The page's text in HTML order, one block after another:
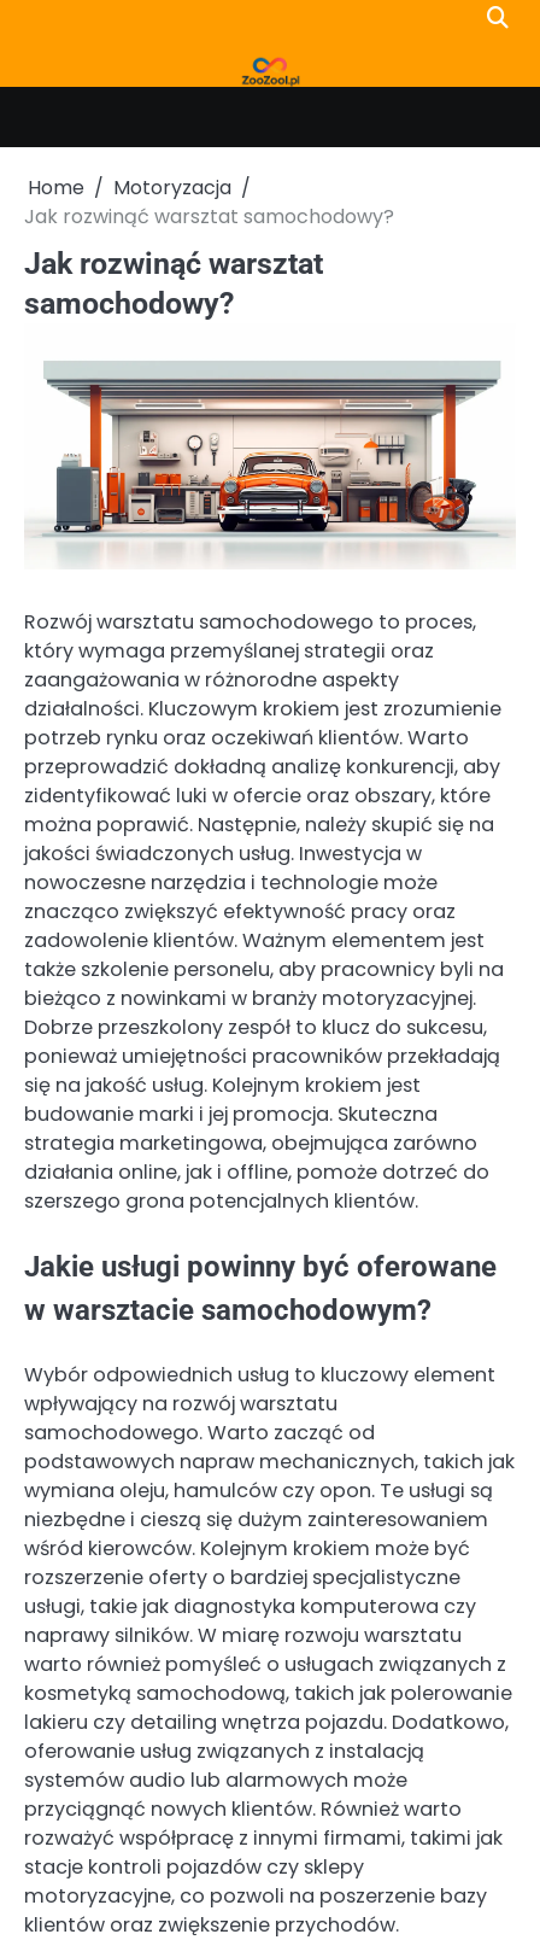
Home
Motoryzacja
Jak rozwinąć warsztat samochodowy?
Jak rozwinąć warsztat
samochodowy?
Rozwój warsztatu samochodowego to proces,
który wymaga przemyślanej strategii oraz
zaangażowania w różnorodne aspekty
działalności. Kluczowym krokiem jest zrozumienie
potrzeb rynku oraz oczekiwań klientów. Warto
przeprowadzić dokładną analizę konkurencji, aby
zidentyfikować luki w ofercie oraz obszary, które
można poprawić. Następnie, należy skupić się na
jakości świadczonych usług. Inwestycja w
nowoczesne narzędzia i technologie może
znacząco zwiększyć efektywność pracy oraz
zadowolenie klientów. Ważnym elementem jest
także szkolenie personelu, aby pracownicy byli na
bieżąco z nowinkami w branży motoryzacyjnej.
Dobrze przeszkolony zespół to klucz do sukcesu,
ponieważ umiejętności pracowników przekładają
się na jakość usług. Kolejnym krokiem jest
budowanie marki i jej promocja. Skuteczna
strategia marketingowa, obejmująca zarówno
działania online, jak i offline, pomoże dotrzeć do
szerszego grona potencjalnych klientów.
Jakie usługi powinny być oferowane
w warsztacie samochodowym?
Wybór odpowiednich usług to kluczowy element
wpływający na rozwój warsztatu
samochodowego. Warto zacząć od
podstawowych napraw mechanicznych, takich jak
wymiana oleju, hamulców czy opon. Te usługi są
niezbędne i cieszą się dużym zainteresowaniem
wśród kierowców. Kolejnym krokiem może być
rozszerzenie oferty o bardziej specjalistyczne
usługi, takie jak diagnostyka komputerowa czy
naprawy silników. W miarę rozwoju warsztatu
warto również pomyśleć o usługach związanych z
kosmetyką samochodową, takich jak polerowanie
lakieru czy detailing wnętrza pojazdu. Dodatkowo,
oferowanie usług związanych z instalacją
systemów audio lub alarmowych może
przyciągnąć nowych klientów. Również warto
rozważyć współpracę z innymi firmami, takimi jak
stacje kontroli pojazdów czy sklepy
motoryzacyjne, co pozwoli na poszerzenie bazy
klientów oraz zwiększenie przychodów.